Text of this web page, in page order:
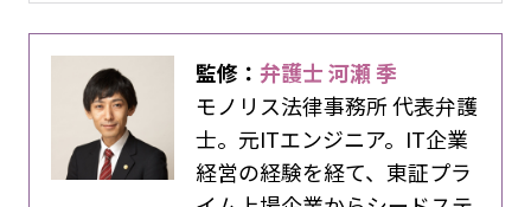
監修：弁護士 河瀬 季
モノリス法律事務所 代表弁護
士。元ITエンジニア。IT企業
経営の経験を経て、東証プラ